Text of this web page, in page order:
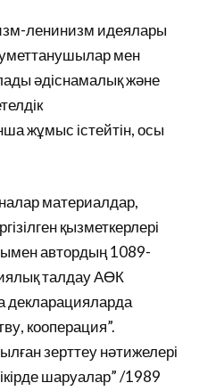
ленинизм идеялары
мен
әдіснамалық және
жұмыс істейтін, осы
материалдар,
қызметкерлері
автордың 1089-
талдау АӨК
декларацияларда
кооперация”.
зерттеу нәтижелері
шаруалар” /1989